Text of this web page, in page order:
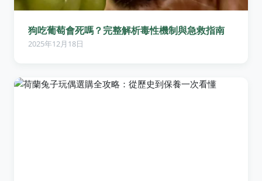
狗吃葡萄會死嗎？完整解析毒性機制與急救指南
2025年12月18日